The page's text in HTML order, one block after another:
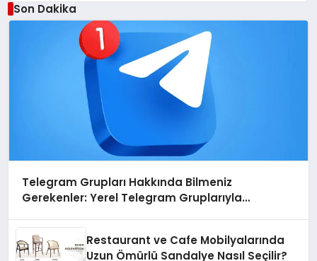
Son Dakika
Telegram Grupları Hakkında Bilmeniz
Gerekenler: Yerel Telegram Gruplarıyla
Restaurant ve Cafe Mobilyalarında
Uzun Ömürlü Sandalye Nasıl Seçilir?